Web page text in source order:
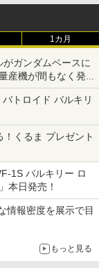
1カ月
がガンダムベースに
産機が間もなく発送
トロイド バルキリ
！くるま プレゼント
とコラボの楽しさを
1S バルキリー ロ
本日発売！
情報密度を展示で目
もっと見る